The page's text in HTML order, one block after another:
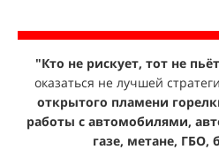
"Кто не рискует, тот не
оказаться не лучшей
открытого пламени
работы с автомобилями,
газе, метане, ГБО,